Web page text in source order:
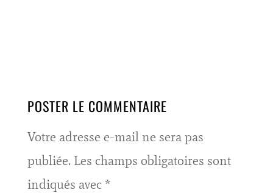
POSTER LE COMMENTAIRE
Votre adresse e-mail ne sera pas
publiée. Les champs obligatoires sont
indiqués avec *